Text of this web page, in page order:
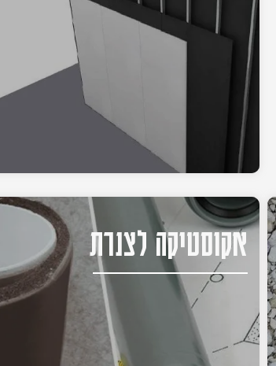
אקוסטיקה לצנרת